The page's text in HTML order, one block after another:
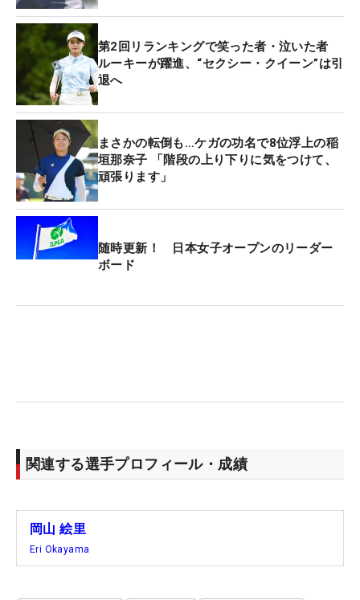
第2回リランキングで笑った者・泣いた者
ルーキーが躍進、“セクシー・クイーン”は引
退へ
まさかの転倒も…ケガの功名で8位浮上の稲
垣那奈子 「階段の上り下りに気をつけて、
頑張ります」
随時更新！ 日本女子オープンのリーダー
ボード
関連する選手プロフィール・成績
岡山 絵里
Eri Okayama